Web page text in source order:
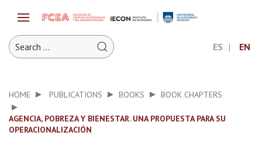
ES EN
HOME PUBLICATIONS BOOKS BOOK CHAPTERS
AGENCIA, POBREZA Y BIENESTAR. UNA PROPUESTA PARA SU
OPERACIONALIZACIÓN